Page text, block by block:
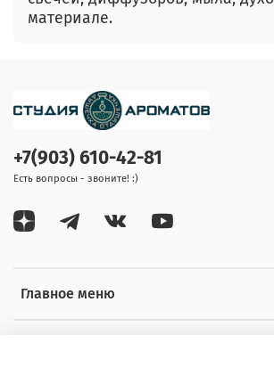
материале.
Главное меню
+7(903) 610-42-81
Есть вопросы - звоните! :)